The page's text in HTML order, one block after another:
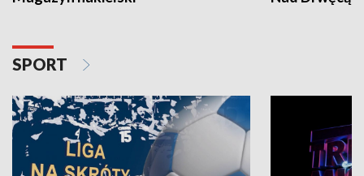
SPORT